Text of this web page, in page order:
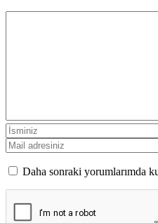
Daha sonraki yorumlarımda